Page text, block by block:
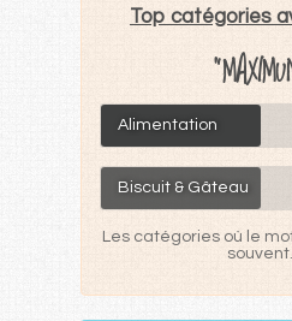
Top catégories
Alimentation
Biscuit & Gâteau
Les catégories où le
souvent.